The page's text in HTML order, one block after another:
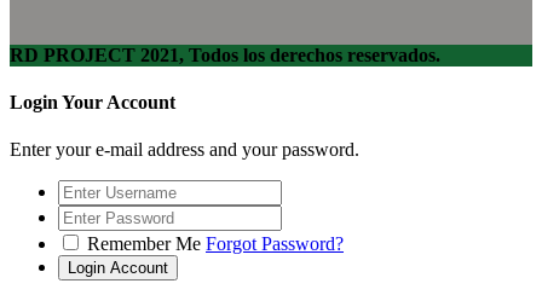
RD PROJECT 2021, Todos los derechos reservados.
Login Your Account
Enter your e-mail address and your password.
Remember Me Forgot Password?